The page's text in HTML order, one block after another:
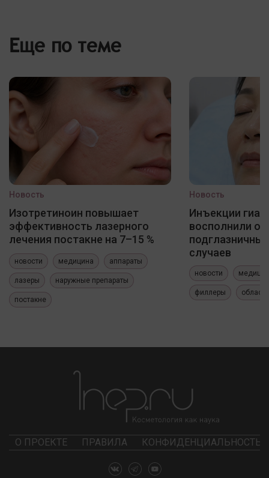
Еще по теме
Новость
Изотретиноин повышает
эффективность лазерного
лечения постакне на 7–15 %
новости медицина аппараты
лазеры наружные препараты
постакне
Новость
Инъекции
восполнили
случаев
новости
филлеры
О ПРОЕКТЕ ПРАВИЛА КОНФИДЕНЦИАЛЬНОСТЬ